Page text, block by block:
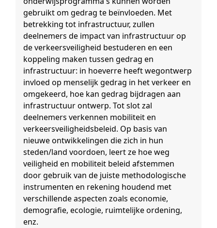
gebruikt om gedrag te beïnvloeden. Met
betrekking tot infrastructuur, zullen
deelnemers de impact van infrastructuur op
de verkeersveiligheid bestuderen en een
koppeling maken tussen gedrag en
infrastructuur: in hoeverre heeft wegontwerp
invloed op menselijk gedrag in het verkeer en
omgekeerd, hoe kan gedrag bijdragen aan
infrastructuur ontwerp. Tot slot zal
deelnemers verkennen mobiliteit en
verkeersveiligheidsbeleid. Op basis van
nieuwe ontwikkelingen die zich in hun
steden/land voordoen, leert ze hoe weg
veiligheid en mobiliteit beleid afstemmen
door gebruik van de juiste methodologische
instrumenten en rekening houdend met
verschillende aspecten zoals economie,
demografie, ecologie, ruimtelijke ordening,
enz.